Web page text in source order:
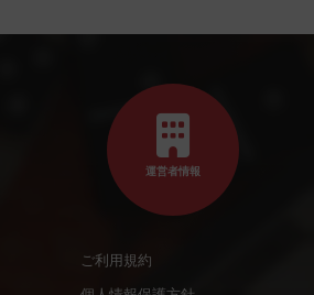
運営者情報
ご利用規約